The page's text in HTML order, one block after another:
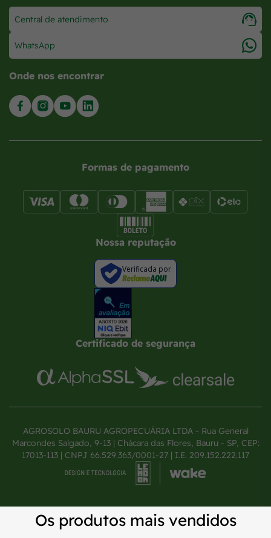
Central de atendimento
WhatsApp
Onde nos encontrar
Formas de pagamento
Nossa reputação
Verificada por
Certificado de segurança
AGROSOLO BAURU AGROPECUÁRIA LTDA - Rua General
Marcondes Salgado, 9-13 | Chácara das Flores, Bauru - SP, CEP:
17013-113 | CNPJ 66.529.363/0001-27 | I.E. 209.152.222.117